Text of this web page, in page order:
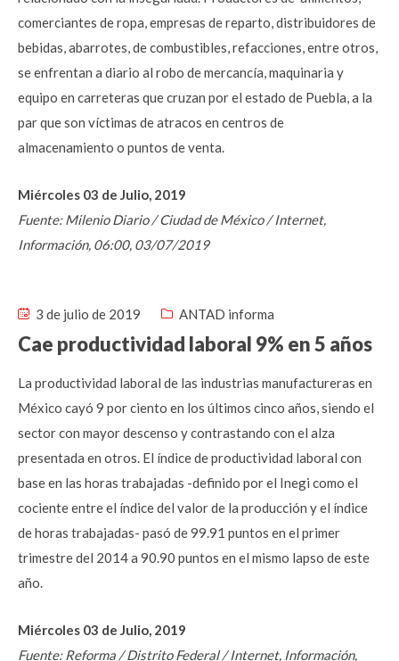
comerciantes de ropa, empresas de reparto, distribuidores de
bebidas, abarrotes, de combustibles, refacciones, entre otros,
se enfrentan a diario al robo de mercancía, maquinaria y
equipo en carreteras que cruzan por el estado de Puebla, a la
par que son víctimas de atracos en centros de
almacenamiento o puntos de venta.
Miércoles 03 de Julio, 2019
Fuente: Milenio Diario / Ciudad de México / Internet,
Información, 06:00, 03/07/2019
3 de julio de 2019 ANTAD informa
Cae productividad laboral 9% en 5 años
La productividad laboral de las industrias manufactureras en
México cayó 9 por ciento en los últimos cinco años, siendo el
sector con mayor descenso y contrastando con el alza
presentada en otros. El índice de productividad laboral con
base en las horas trabajadas -definido por el Inegi como el
cociente entre el índice del valor de la producción y el índice
de horas trabajadas- pasó de 99.91 puntos en el primer
trimestre del 2014 a 90.90 puntos en el mismo lapso de este
año.
Miércoles 03 de Julio, 2019
Fuente: Reforma / Distrito Federal / Internet, Información,